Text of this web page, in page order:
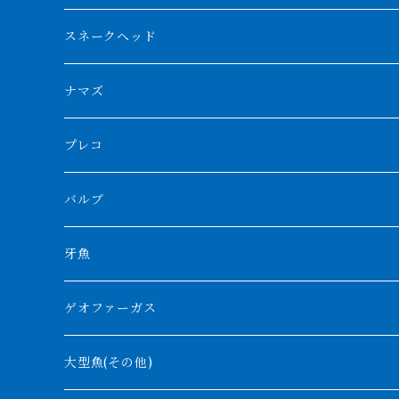
ブルーベースクロスバック
チョッパーレッド
ブルレッド
その他アジアアロワナ
特殊個体
紅龍
バンジャール
シルバーアロワナ
ブラックアロワナ
ノーザンバラムンディ
その他アロワナ
ニューギニアダトニオ
ギニア
ナイジェリア
ナイルビチャー
ナポレオンビチャー
バロ川
ビキールビキール
トゥルカナ湖
オモ川
タンガニーカビチャー
アンソルギー
コウロントン
ラプラディ
ギニア
コンギクス
その他淡水エイ
スネークヘッド
チャンナバルカ
大型スネークヘッド
中型スネークヘッド
小型スネークヘッド
ナマズ
プレコ
バルブ
牙魚
ゲオファーガス
大型魚(その他)